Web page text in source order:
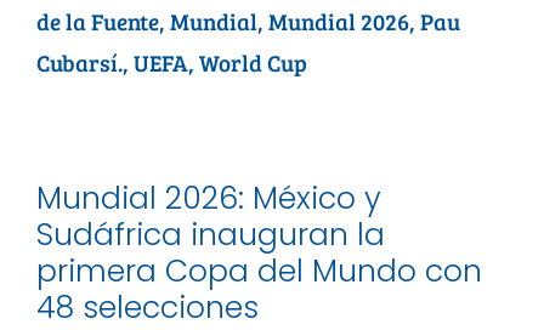
de la Fuente, Mundial, Mundial 2026, Pau
Cubarsí., UEFA, World Cup
Mundial 2026: México y
Sudáfrica inauguran la
primera Copa del Mundo con
48 selecciones